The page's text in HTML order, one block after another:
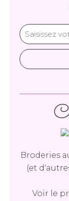
Broderies
(et
Voir le